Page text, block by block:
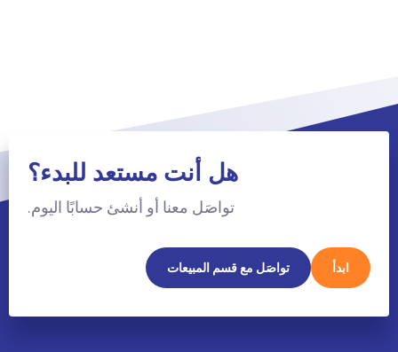
هل أنت مستعد للبدء؟
تواصَل معنا أو أنشئ حسابًا اليوم.
ابدأ تواصَل مع قسم المبيعات